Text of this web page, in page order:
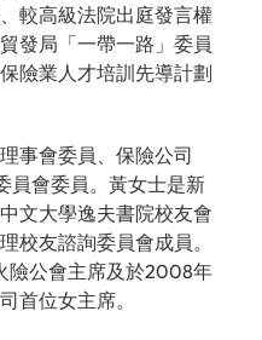
較高級法院出庭發言權
發局「一帶一路」委員
險業人才培訓先導計劃
事會委員、保險公司
員會委員。黃女士是新
文大學逸夫書院校友會
校友諮詢委員會成員。
險公會主席及於2008年
首位女主席。